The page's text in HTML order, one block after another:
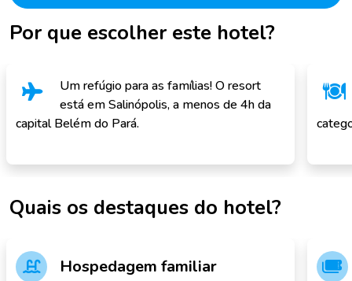
Por que escolher este hotel?
Um refúgio para as famílias! O resort
está em Salinópolis, a menos de 4h da
capital Belém do Pará.
Quais os destaques do hotel?
Hospedagem familiar